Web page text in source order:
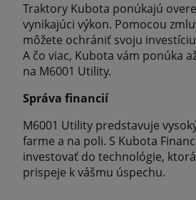
Traktory Kubota ponúkajú
vynikajúci výkon. Pomocou
môžete ochrániť svoju
A čo viac, Kubota vám ponúka
na M6001 Utility.
Správa financií
M6001 Utility predstavuje
farme a na poli. S Kubota
investovať do technológie,
prispeje k vášmu úspechu.